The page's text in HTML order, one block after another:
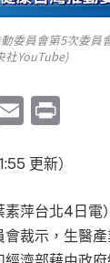
委員會第5次委員
社YouTube)
Email
更新）
素萍台北4日電
裁示，生醫